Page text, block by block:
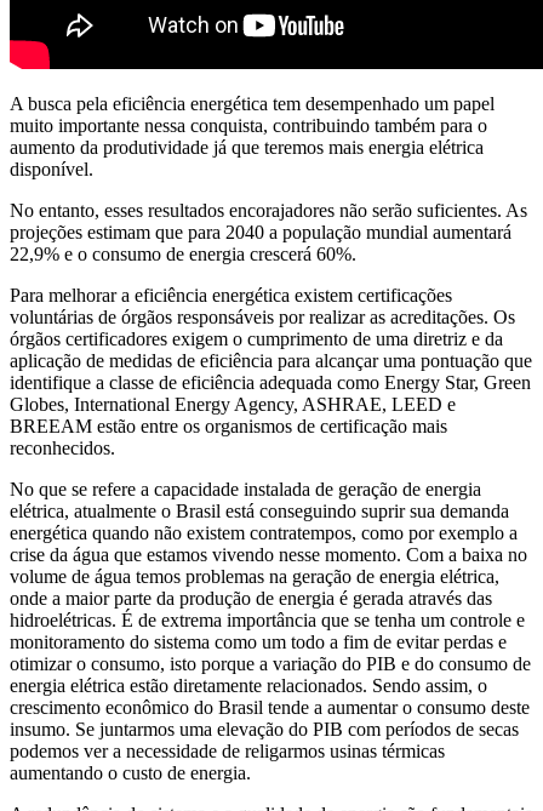
A busca pela eficiência energética tem desempenhado um papel
muito importante nessa conquista, contribuindo também para o
aumento da produtividade já que teremos mais energia elétrica
disponível.
No entanto, esses resultados encorajadores não serão suficientes. As
projeções estimam que para 2040 a população mundial aumentará
22,9% e o consumo de energia crescerá 60%.
Para melhorar a eficiência energética existem certificações
voluntárias de órgãos responsáveis por realizar as acreditações. Os
órgãos certificadores exigem o cumprimento de uma diretriz e da
aplicação de medidas de eficiência para alcançar uma pontuação que
identifique a classe de eficiência adequada como Energy Star, Green
Globes, International Energy Agency, ASHRAE, LEED e
BREEAM estão entre os organismos de certificação mais
reconhecidos.
No que se refere a capacidade instalada de geração de energia
elétrica, atualmente o Brasil está conseguindo suprir sua demanda
energética quando não existem contratempos, como por exemplo a
crise da água que estamos vivendo nesse momento. Com a baixa no
volume de água temos problemas na geração de energia elétrica,
onde a maior parte da produção de energia é gerada através das
hidroelétricas. É de extrema importância que se tenha um controle e
monitoramento do sistema como um todo a fim de evitar perdas e
otimizar o consumo, isto porque a variação do PIB e do consumo de
energia elétrica estão diretamente relacionados. Sendo assim, o
crescimento econômico do Brasil tende a aumentar o consumo deste
insumo. Se juntarmos uma elevação do PIB com períodos de secas
podemos ver a necessidade de religarmos usinas térmicas
aumentando o custo de energia.